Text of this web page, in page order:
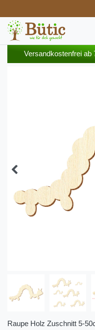
Versandkostenfrei ab
Raupe Holz Zuschnitt 5-